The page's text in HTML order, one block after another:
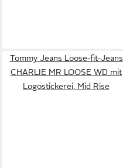
Tommy Jeans Loose-fit-Jeans
CHARLIE MR LOOSE WD mit
Logostickerei, Mid Rise